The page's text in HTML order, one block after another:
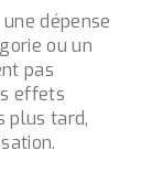
dépense
ou un
pas
effets
plus tard,